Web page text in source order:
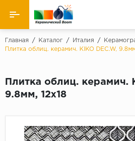
Назад
Керамическая плитка
Мозаики
Главная / Каталог / Италия /
Плитка облиц. керамич. KIKO DEC.W,
Плитка облиц. керамич.
9.8мм, 12x18